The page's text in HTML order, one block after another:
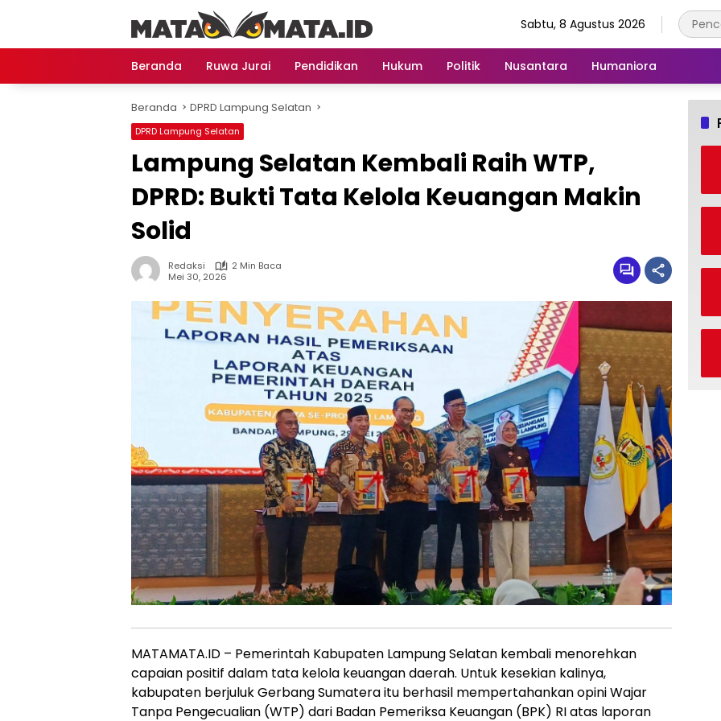
Sabtu, 8 Agustus 2026
Beranda Ruwa Jurai Pendidikan Hukum Politik Nusantara Humaniora
Beranda DPRD Lampung Selatan
DPRD Lampung Selatan
Lampung Selatan Kembali Raih WTP,
DPRD: Bukti Tata Kelola Keuangan Makin
Solid
Redaksi
2 Min Baca
Mei 30, 2026
MATAMATA.ID – Pemerintah Kabupaten Lampung Selatan kembali menorehkan
capaian positif dalam tata kelola keuangan daerah. Untuk kesekian kalinya,
kabupaten berjuluk Gerbang Sumatera itu berhasil mempertahankan opini Wajar
Tanpa Pengecualian (WTP) dari Badan Pemeriksa Keuangan (BPK) RI atas laporan